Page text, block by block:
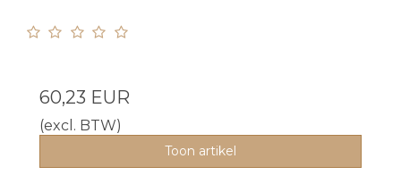
60,23 EUR
(excl. BTW)
Toon artikel